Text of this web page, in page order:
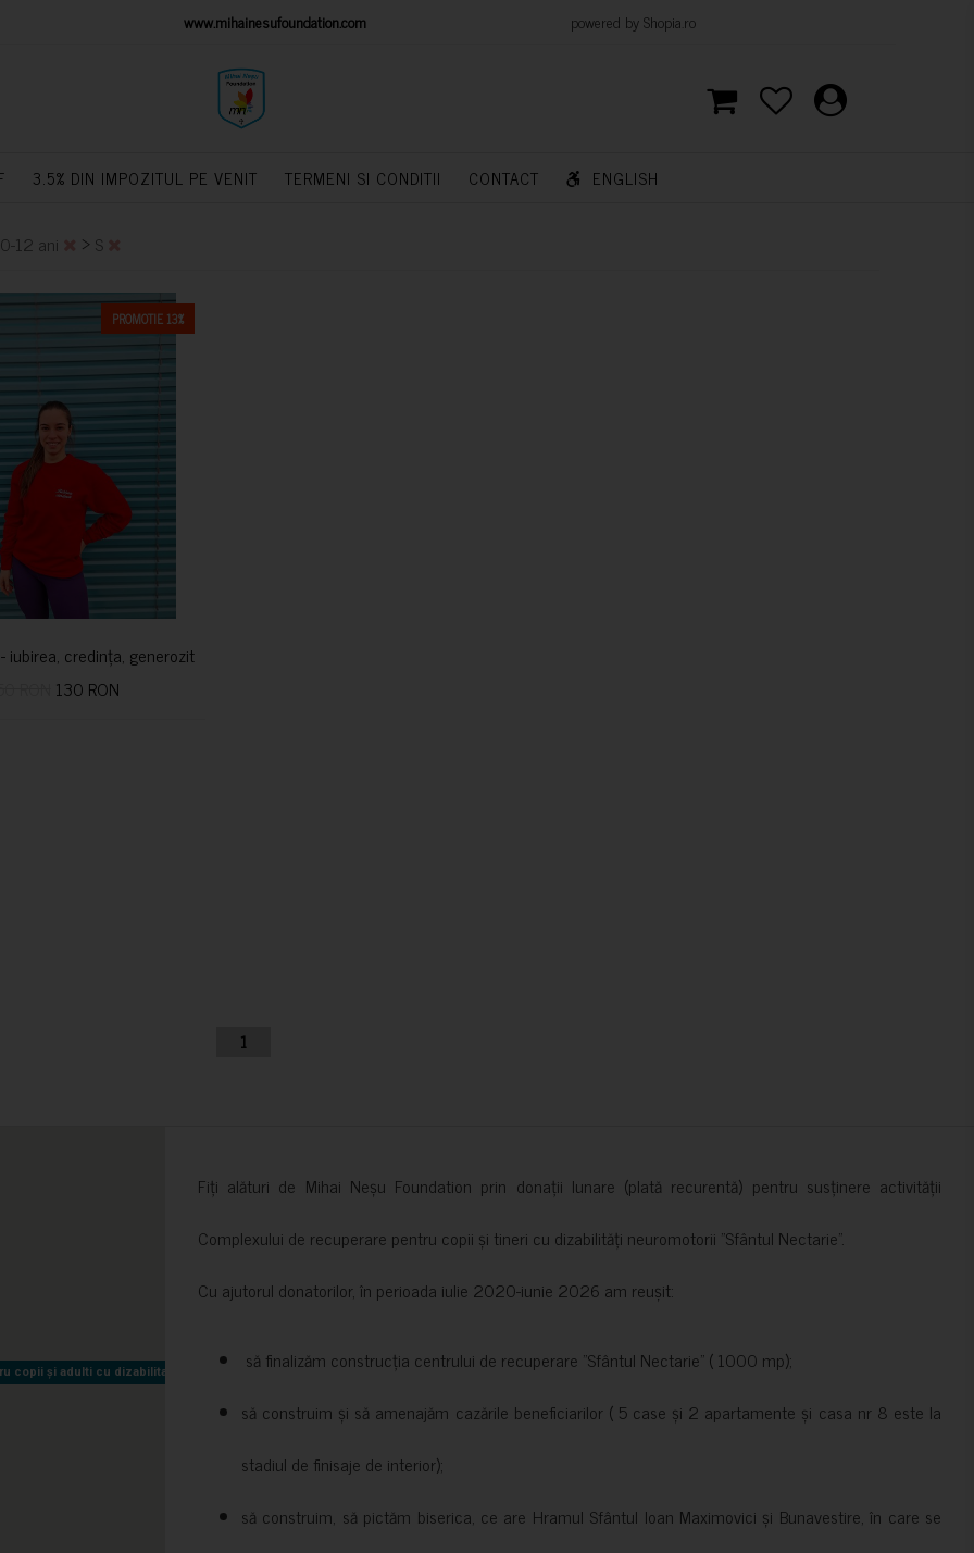
PLATFORM www.mihainesufoundation.com powered by Shopia.ro
3.5% DIN IMPOZITUL PE VENIT TERMENI SI CONDITII CONTACT ENGLISH
12 ani > S
PROMOTIE 13%
iubirea, credința, generozitatea vindecă
130 RON
CUMPARA
1
copii și adulti cu dizabilitati neuromotorii Sfântul Nectarie
copii și adulti cu dizabilitati neuromotorii Sfântul Nectarie
Fiți alături de Mihai Neșu Foundation prin donații lunare (plată recurentă) pentru susținere activității
Complexului de recuperare pentru copii și tineri cu dizabilități neuromotorii ”Sfântul Nectarie”.
Cu ajutorul donatorilor, în perioada iulie 2020-iunie 2026 am reușit:
să finalizăm construcția centrului de recuperare ”Sfântul Nectarie” ( 1000 mp);
să construim și să amenajăm cazările beneficiarilor ( 5 case și 2 apartamente și casa nr 8 este la
stadiul de finisaje de interior);
să construim, să pictăm biserica, ce are Hramul Sfântul Ioan Maximovici și Bunavestire, în care se